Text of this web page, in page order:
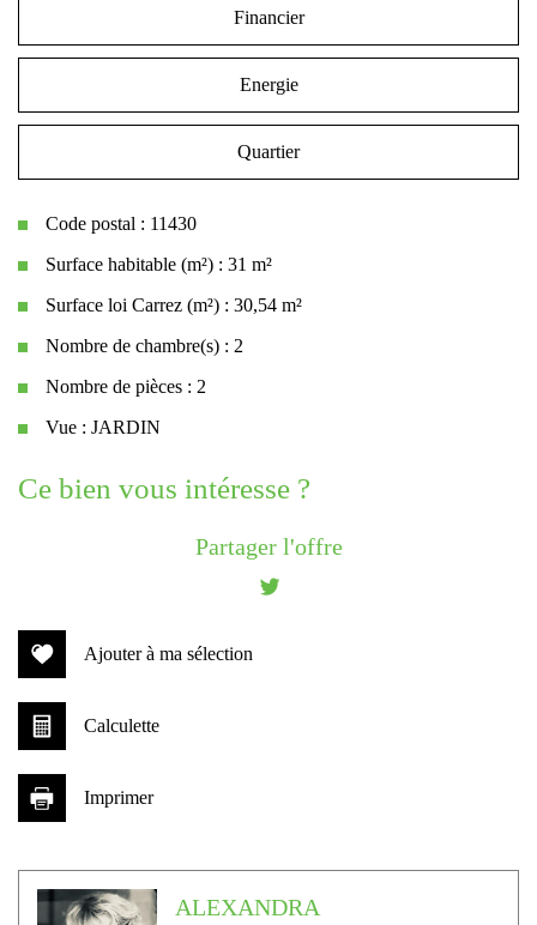
Financier
Energie
Quartier
Code postal : 11430
Surface habitable (m²) : 31 m²
Surface loi Carrez (m²) : 30,54 m²
Nombre de chambre(s) : 2
Nombre de pièces : 2
Vue : JARDIN
la ville de gruissan (11430)
ce bien vous intéresse ?
Partager l'offre
Ajouter à ma sélection
Calculette
Imprimer
ALEXANDRA